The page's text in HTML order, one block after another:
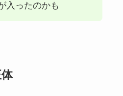
入ったのかも